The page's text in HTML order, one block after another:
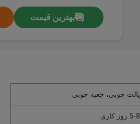
بهترین قیمت
پالت چوبی، جعبه چوبی
5-8 روز کاری